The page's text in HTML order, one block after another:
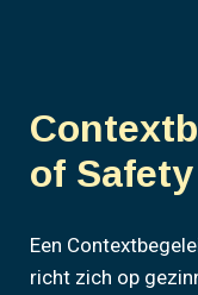
of
Een
richt zich op